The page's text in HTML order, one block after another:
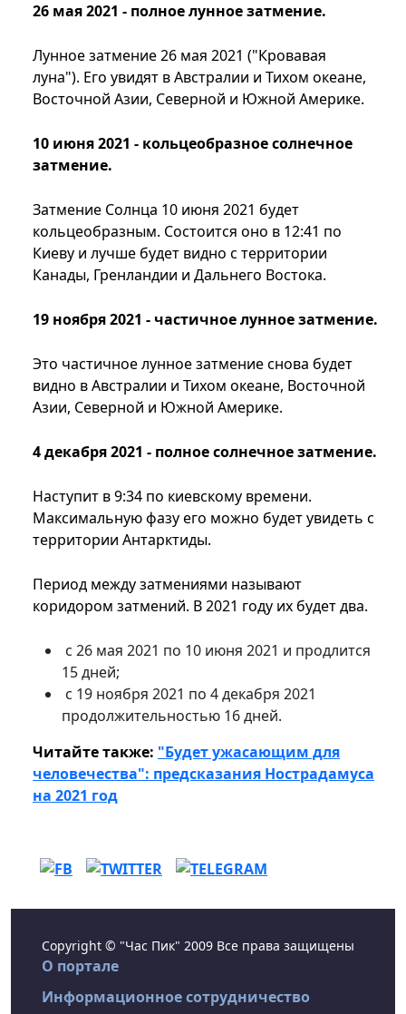
26 мая 2021 - полное лунное затмение.
Лунное затмение 26 мая 2021 ("Кровавая
луна"). Его увидят в Австралии и Тихом океане,
Восточной Азии, Северной и Южной Америке.
10 июня 2021 - кольцеобразное солнечное
затмение.
Затмение Солнца 10 июня 2021 будет
кольцеобразным. Состоится оно в 12:41 по
Киеву и лучше будет видно с территории
Канады, Гренландии и Дальнего Востока.
19 ноября 2021 - частичное лунное затмение.
Это частичное лунное затмение снова будет
видно в Австралии и Тихом океане, Восточной
Азии, Северной и Южной Америке.
4 декабря 2021 - полное солнечное затмение.
Наступит в 9:34 по киевскому времени.
Максимальную фазу его можно будет увидеть с
территории Антарктиды.
Период между затмениями называют
коридором затмений. В 2021 году их будет два.
с 26 мая 2021 по 10 июня 2021 и продлится
15 дней;
с 19 ноября 2021 по 4 декабря 2021
продолжительностью 16 дней.
Читайте также: "Будет ужасающим для
человечества": предсказания Нострадамуса
на 2021 год
Copyright © "Час Пик" 2009 Все права защищены
О портале
Информационное сотрудничество